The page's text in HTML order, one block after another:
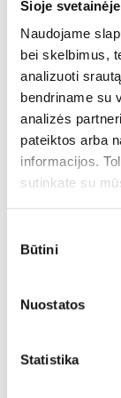
Šioje
Naudojame
bei skelbimus,
analizuoti
bendriname su
analizės
pateiktos arba
informacijos.
sutinkate su
pasirinkimas
Būtini
Nuostatos
Statistika
Hormonų
emocinę
pokyčius,
klinikos
dėmesį
Patikėkite
(konsultacijos